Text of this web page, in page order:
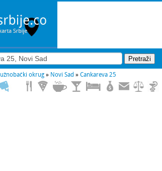
Južnobački okrug » Novi Sad » Cankareva 25